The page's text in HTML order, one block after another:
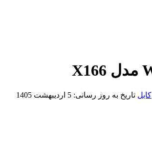
کابل تاریخ به روز رسانی: 5 اردیبهشت 1405